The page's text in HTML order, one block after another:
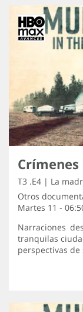
T3 .E4 | La
Otros
Martes 11 -
Narraciones
tranquilas
perspectivas